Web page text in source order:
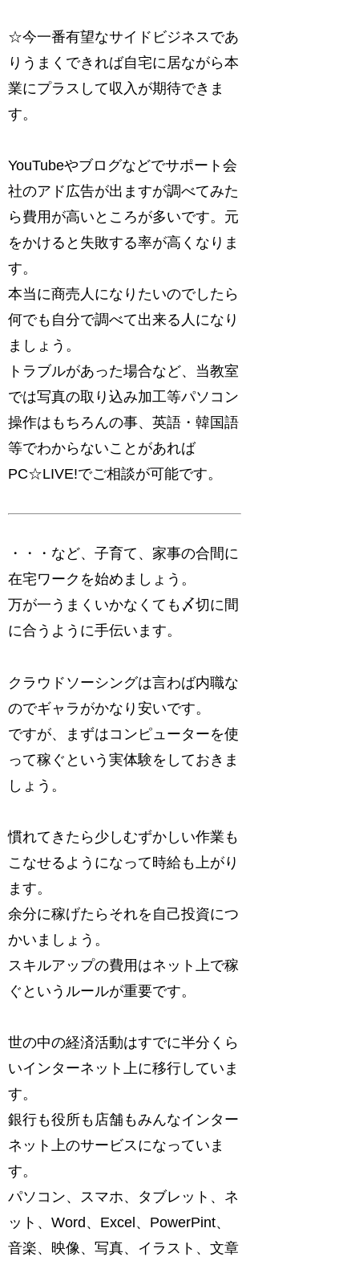
☆今一番有望なサイドビジネスであ
りうまくできれば自宅に居ながら本
業にプラスして収入が期待できま
す。
YouTubeやブログなどでサポート会
社のアド広告が出ますが調べてみた
ら費用が高いところが多いです。元
をかけると失敗する率が高くなりま
す。
本当に商売人になりたいのでしたら
何でも自分で調べて出来る人になり
ましょう。
トラブルがあった場合など、当教室
では写真の取り込み加工等パソコン
操作はもちろんの事、英語・韓国語
等でわからないことがあれば
PC☆LIVE!でご相談が可能です。
・・・など、子育て、家事の合間に
在宅ワークを始めましょう。
万が一うまくいかなくても〆切に間
に合うように手伝います。
クラウドソーシングは言わば内職な
のでギャラがかなり安いです。
ですが、まずはコンピューターを使
って稼ぐという実体験をしておきま
しょう。
慣れてきたら少しむずかしい作業も
こなせるようになって時給も上がり
ます。
余分に稼げたらそれを自己投資につ
かいましょう。
スキルアップの費用はネット上で稼
ぐというルールが重要です。
世の中の経済活動はすでに半分くら
いインターネット上に移行していま
す。
銀行も役所も店舗もみんなインター
ネット上のサービスになっていま
す。
パソコン、スマホ、タブレット、ネ
ット、Word、Excel、PowerPint、
音楽、映像、写真、イラスト、文章